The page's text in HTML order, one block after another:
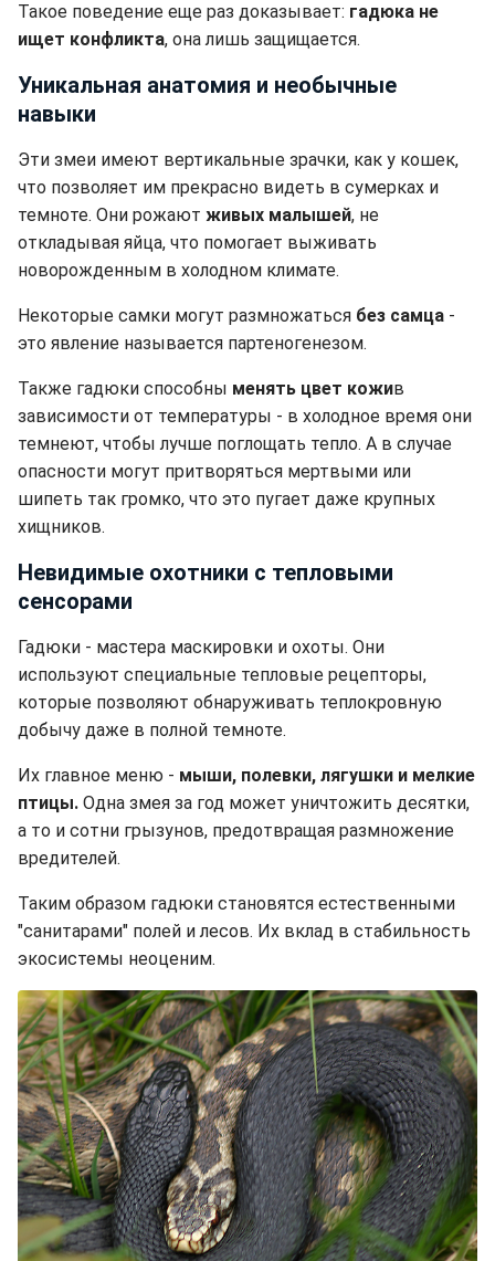
Такое поведение еще раз доказывает: гадюка не
ищет конфликта, она лишь защищается.
Уникальная анатомия и необычные
навыки
Эти змеи имеют вертикальные зрачки, как у кошек,
что позволяет им прекрасно видеть в сумерках и
темноте. Они рожают живых малышей, не
откладывая яйца, что помогает выживать
новорожденным в холодном климате.
Некоторые самки могут размножаться без самца -
это явление называется партеногенезом.
Также гадюки способны менять цвет кожив
зависимости от температуры - в холодное время они
темнеют, чтобы лучше поглощать тепло. А в случае
опасности могут притворяться мертвыми или
шипеть так громко, что это пугает даже крупных
хищников.
Невидимые охотники с тепловыми
сенсорами
Гадюки - мастера маскировки и охоты. Они
используют специальные тепловые рецепторы,
которые позволяют обнаруживать теплокровную
добычу даже в полной темноте.
Их главное меню - мыши, полевки, лягушки и мелкие
птицы. Одна змея за год может уничтожить десятки,
а то и сотни грызунов, предотвращая размножение
вредителей.
Таким образом гадюки становятся естественными
"санитарами" полей и лесов. Их вклад в стабильность
экосистемы неоценим.